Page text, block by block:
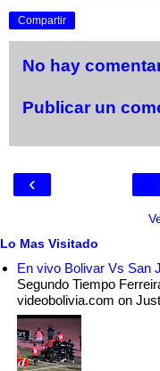
Compartir
No hay
Publicar un
‹
Lo Mas Visitado
En vivo Bolivar Vs San
Segundo Tiempo
videobolivia.com on